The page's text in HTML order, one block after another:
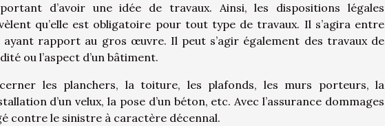
d’avoir une idée de travaux. Ainsi, les dispositions légales
qu’elle est obligatoire pour tout type de travaux. Il s’agira entre
rapport au gros œuvre. Il peut s’agir également des travaux de
ou l’aspect d’un bâtiment.
les planchers, la toiture, les plafonds, les murs porteurs, la
d’un velux, la pose d’un béton, etc. Avec l’assurance dommages
contre le sinistre à caractère décennal.